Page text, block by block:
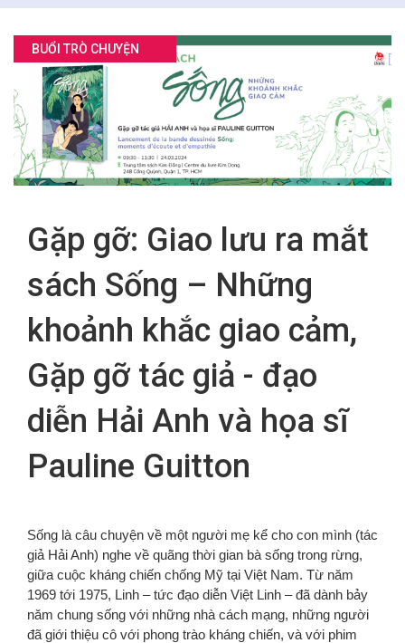
VI
VI
FR
BUỔI TRÒ CHUYỆN
Gặp gỡ: Giao lưu ra mắt
sách Sống – Những
khoảnh khắc giao cảm,
Gặp gỡ tác giả - đạo
diễn Hải Anh và họa sĩ
Pauline Guitton
Sống là câu chuyện về một người mẹ kể cho con mình (tác
giả Hải Anh) nghe về quãng thời gian bà sống trong rừng,
giữa cuộc kháng chiến chống Mỹ tại Việt Nam. Từ năm
1969 tới 1975, Linh – tức đạo diễn Việt Linh – đã dành bảy
năm chung sống với những nhà cách mạng, những người
đã giới thiệu cô với phong trào kháng chiến, và với phim